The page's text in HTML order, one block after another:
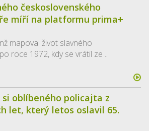
československého
míří na platformu prima+
mapoval život slavného
roce 1972, kdy se vrátil ze ..
oblíbeného policajta z
let, který letos oslavil 65.